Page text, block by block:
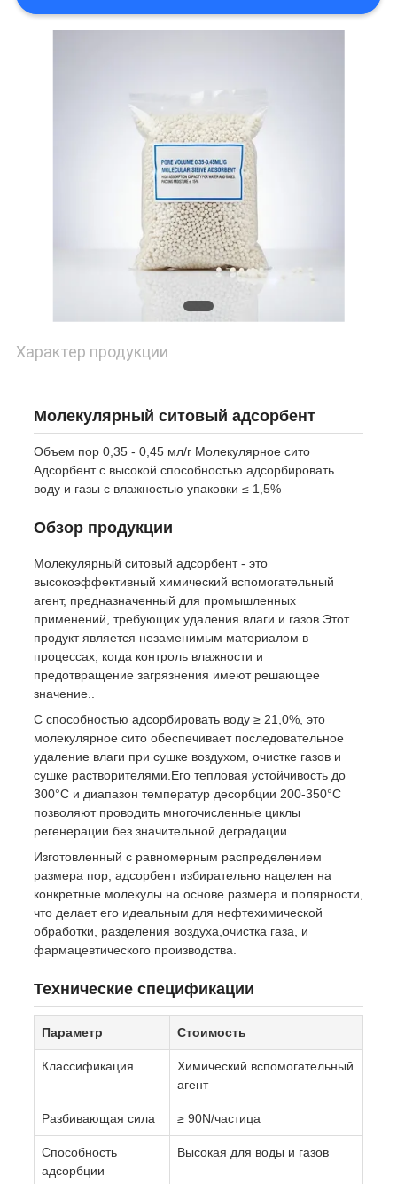
СЛУЧАИ
РАСЦЕНКИ
Характер продукции
Молекулярный ситовый адсорбент
Объем пор 0,35 - 0,45 мл/г Молекулярное сито
Адсорбент с высокой способностью адсорбировать
воду и газы с влажностью упаковки ≤ 1,5%
Обзор продукции
Молекулярный ситовый адсорбент - это
высокоэффективный химический вспомогательный
агент, предназначенный для промышленных
применений, требующих удаления влаги и газов.Этот
продукт является незаменимым материалом в
процессах, когда контроль влажности и
предотвращение загрязнения имеют решающее
значение..
С способностью адсорбировать воду ≥ 21,0%, это
молекулярное сито обеспечивает последовательное
удаление влаги при сушке воздухом, очистке газов и
сушке растворителями.Его тепловая устойчивость до
300°C и диапазон температур десорбции 200-350°C
позволяют проводить многочисленные циклы
регенерации без значительной деградации.
Изготовленный с равномерным распределением
размера пор, адсорбент избирательно нацелен на
конкретные молекулы на основе размера и полярности,
что делает его идеальным для нефтехимической
обработки, разделения воздуха,очистка газа, и
фармацевтического производства.
Технические спецификации
Параметр Стоимость
Классификация
Химический вспомогательный
агент
Разбивающая сила ≥ 90N/частица
Способность
адсорбции
Высокая для воды и газов